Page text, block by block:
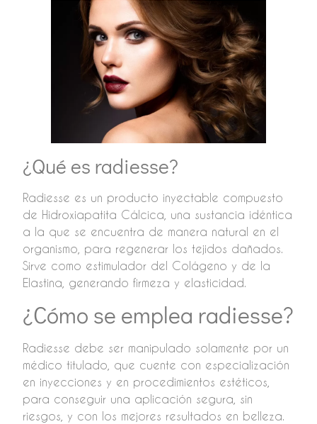
¿Qué es radiesse?
Radiesse es un producto inyectable compuesto
de Hidroxiapatita Cálcica, una sustancia idéntica
a la que se encuentra de manera natural en el
organismo, para regenerar los tejidos dañados.
Sirve como estimulador del Colágeno y de la
Elastina, generando firmeza y elasticidad.
¿Cómo se emplea radiesse?
Radiesse debe ser manipulado solamente por un
médico titulado, que cuente con especialización
en inyecciones y en procedimientos estéticos,
para conseguir una aplicación segura, sin
riesgos, y con los mejores resultados en belleza.